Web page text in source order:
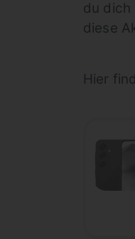
du dich
diese
Hier